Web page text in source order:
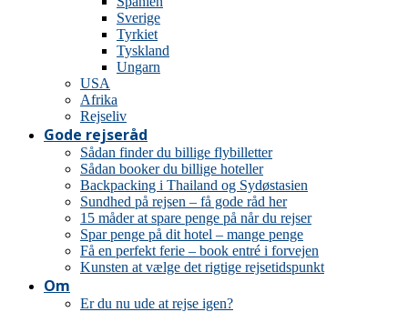
Sverige
Tyrkiet
Tyskland
Ungarn
USA
Afrika
Rejseliv
Gode rejseråd
Sådan finder du billige flybilletter
Sådan booker du billige hoteller
Backpacking i Thailand og Sydøstasien
Sundhed på rejsen – få gode råd her
15 måder at spare penge på når du rejser
Spar penge på dit hotel – mange penge
Få en perfekt ferie – book entré i forvejen
Kunsten at vælge det rigtige rejsetidspunkt
Om
Er du nu ude at rejse igen?